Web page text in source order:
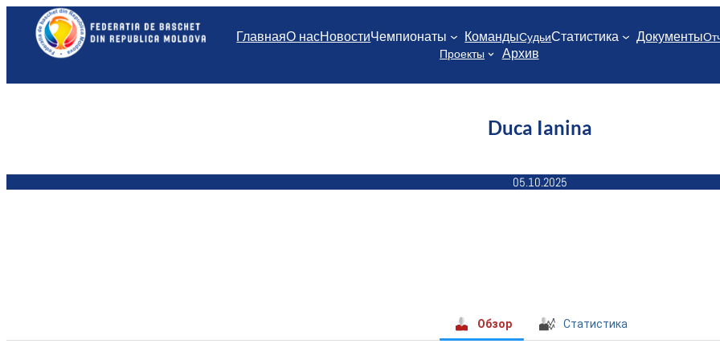
Перейти
содержимому
ГлавнаяО насНовостиЧемпионаты КомандыСудьиСтатистика Документы
Проекты
Архив
Duca Ianina
05.10.2025
Обзор Статистика